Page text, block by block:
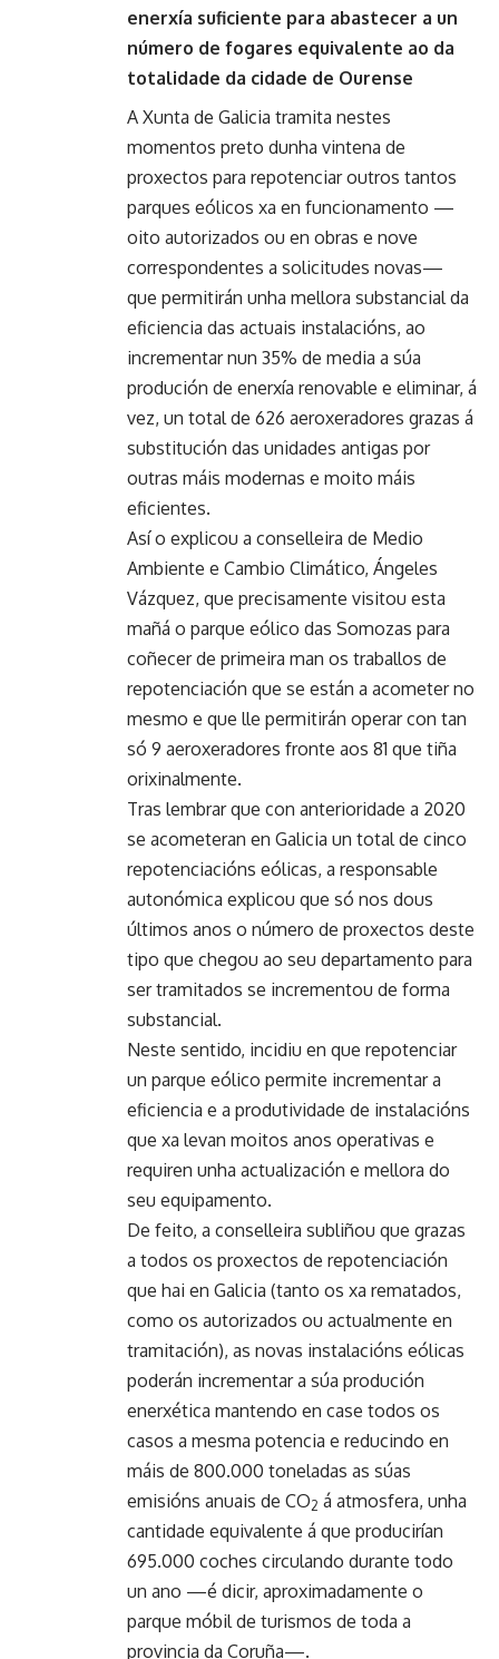
enerxía suficiente para abastecer a un
número de fogares equivalente ao da
totalidade da cidade de Ourense
A Xunta de Galicia tramita nestes
momentos preto dunha vintena de
proxectos para repotenciar outros tantos
parques eólicos xa en funcionamento —
oito autorizados ou en obras e nove
correspondentes a solicitudes novas—
que permitirán unha mellora substancial da
eficiencia das actuais instalacións, ao
incrementar nun 35% de media a súa
produción de enerxía renovable e eliminar, á
vez, un total de 626 aeroxeradores grazas á
substitución das unidades antigas por
outras máis modernas e moito máis
eficientes.
Así o explicou a conselleira de Medio
Ambiente e Cambio Climático, Ángeles
Vázquez, que precisamente visitou esta
mañá o parque eólico das Somozas para
coñecer de primeira man os traballos de
repotenciación que se están a acometer no
mesmo e que lle permitirán operar con tan
só 9 aeroxeradores fronte aos 81 que tiña
orixinalmente.
Tras lembrar que con anterioridade a 2020
se acometeran en Galicia un total de cinco
repotenciacións eólicas, a responsable
autonómica explicou que só nos dous
últimos anos o número de proxectos deste
tipo que chegou ao seu departamento para
ser tramitados se incrementou de forma
substancial.
Neste sentido, incidiu en que repotenciar
un parque eólico permite incrementar a
eficiencia e a produtividade de instalacións
que xa levan moitos anos operativas e
requiren unha actualización e mellora do
seu equipamento.
De feito, a conselleira subliñou que grazas
a todos os proxectos de repotenciación
que hai en Galicia (tanto os xa rematados,
como os autorizados ou actualmente en
tramitación), as novas instalacións eólicas
poderán incrementar a súa produción
enerxética mantendo en case todos os
casos a mesma potencia e reducindo en
máis de 800.000 toneladas as súas
emisións anuais de CO2 á atmosfera, unha
cantidade equivalente á que producirían
695.000 coches circulando durante todo
un ano —é dicir, aproximadamente o
parque móbil de turismos de toda a
provincia da Coruña—.